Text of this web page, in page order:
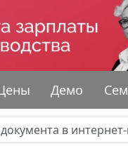
Демо